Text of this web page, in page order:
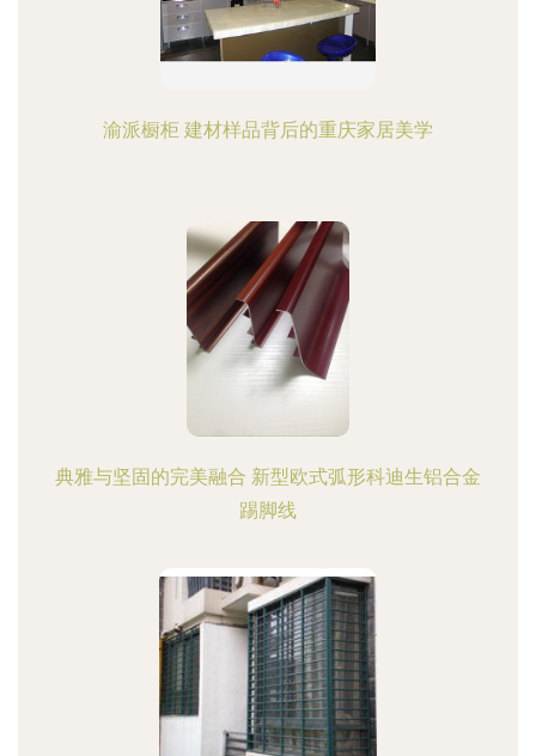
渝派橱柜 建材样品背后的重庆家居美学
典雅与坚固的完美融合 新型欧式弧形科迪生铝合金
踢脚线